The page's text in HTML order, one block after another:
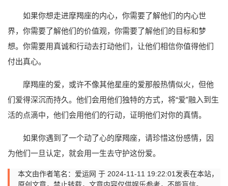
如果你想走进摩羯座的内心，你需要了解他们的内心世
界，你需要了解他们的价值观，你需要了解他们的目标和梦
想。你需要用真诚和行动去打动他们，让他们相信你值得他们
付出真心。
摩羯座的爱，或许不像其他星座的爱那般热情似火，但他
们爱得深沉而持久。他们会用他们独特的方式，将“爱”融入到生
活的点滴中，他们会用他们的行动，证明他们对你的真情。
如果你遇到了一个动了心的摩羯座，请珍惜这份感情，因
为他们一旦认定，就会用一生去守护这份爱。
本文由作者笔名：爱运网 于 2024-11-11 19:22:01发表在本站，